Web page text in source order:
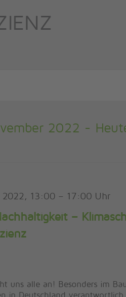
2022 -
–
13:00 – 17:00
uns alle an! Besonders im